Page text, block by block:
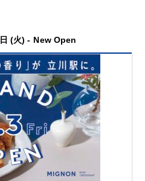
(火) - New Open